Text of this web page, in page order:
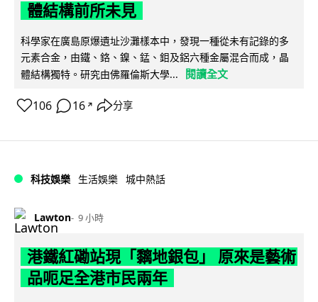
體結構前所未見
科學家在廣島原爆遺址沙灘樣本中，發現一種從未有記錄的多
元素合金，由鐵、鉻、鎳、錳、鉬及鋁六種金屬混合而成，晶
體結構獨特。研究由佛羅倫斯大學...
閱讀全文
106 16 ↗ 分享
科技娛樂 生活娛樂 城中熱話
Lawton 9 小時
港鐵紅磡站現「黐地銀包」 原來是藝術
品呃足全港市民兩年